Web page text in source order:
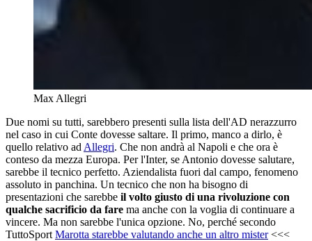
Max Allegri
Due nomi su tutti, sarebbero presenti sulla lista dell'AD nerazzurro
nel caso in cui Conte dovesse saltare. Il primo, manco a dirlo, è
quello relativo ad Allegri. Che non andrà al Napoli e che ora è
conteso da mezza Europa. Per l'Inter, se Antonio dovesse salutare,
sarebbe il tecnico perfetto. Aziendalista fuori dal campo, fenomeno
assoluto in panchina. Un tecnico che non ha bisogno di
presentazioni che sarebbe il volto giusto di una rivoluzione con
qualche sacrificio da fare ma anche con la voglia di continuare a
vincere. Ma non sarebbe l'unica opzione. No, perché secondo
TuttoSport Marotta starebbe valutando anche un altro mister<<<